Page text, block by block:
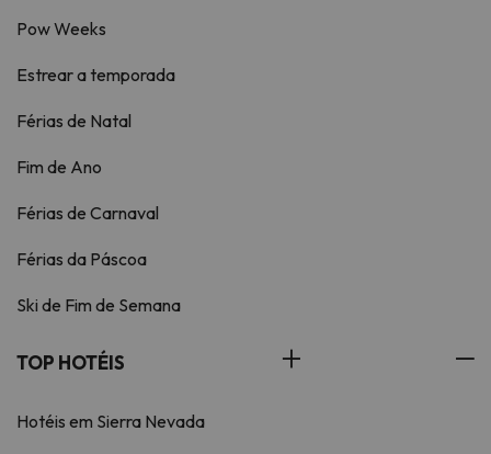
Pow Weeks
Estrear a temporada
Férias de Natal
Fim de Ano
Férias de Carnaval
Férias da Páscoa
Ski de Fim de Semana
TOP HOTÉIS
Hotéis em Sierra Nevada